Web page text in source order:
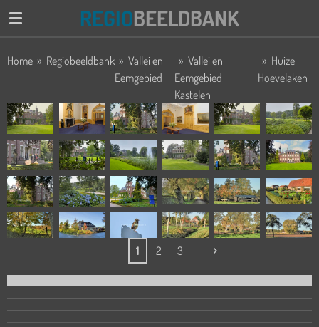
Ga
de
REGIOBEELDBANK
Home » Regiobeeldbank » Vallei en
Eemgebied
» Vallei en
Eemgebied
Kastelen
» Huize
Hoevelaken
1 2 3